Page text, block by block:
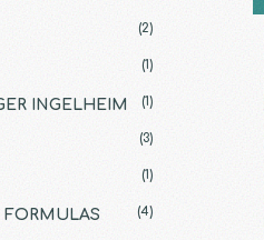
(2)
(1)
INGELHEIM (1)
(3)
(1)
FORMULAS (4)